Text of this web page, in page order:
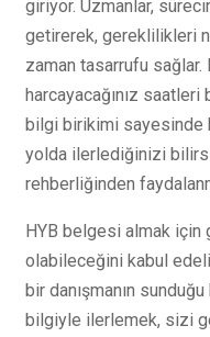
giriyor. Uzmanlar,
getirerek, gereklilikleri
zaman tasarrufu sağlar.
harcayacağınız
bilgi birikimi sayesinde
yolda ilerlediğinizi
rehberliğinden
HYB belgesi almak için
olabileceğini kabul
bir danışmanın
bilgiyle ilerlemek, sizi